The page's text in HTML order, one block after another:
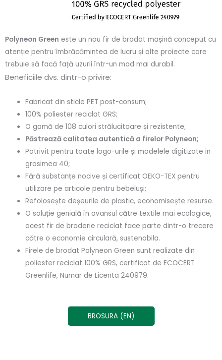
Polyneon Green este un nou fir de brodat mașină conceput cu
atenție pentru îmbrăcămintea de lucru și alte proiecte care
trebuie să facă față uzurii într-un mod mai durabil.
Beneficiile dvs. dintr-o privire:
Fabricat din sticle PET post-consum;
100% poliester reciclat GRS;
O gamă de 108 culori strălucitoare și rezistente;
Păstrează calitatea autentică a firelor Polyneon;
Potrivit pentru toate logo-urile și modelele digitizate in
grosimea 40;
Fără substanțe nocive și certificat OEKO-TEX pentru
utilizare pe articole pentru bebeluși;
Refolosește deșeurile de plastic, economisește resurse.
O soluție genială în avansul către textile mai ecologice,
acest fir de broderie reciclat face parte dintr-o trecere
către o economie circulară, sustenabila.
Firele de brodat Polyneon Green sunt realizate din
poliester reciclat 100% GRS, certificat de ECOCERT
Greenlife, Numar de Licenta 240979.
BROSURA (EN)